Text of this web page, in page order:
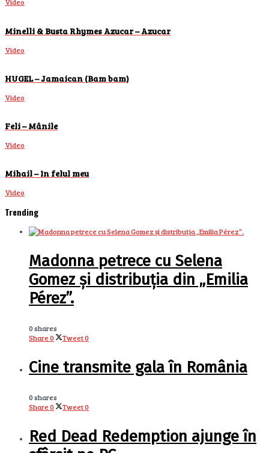
Video
Minelli & Busta Rhymes Azucar – Azucar
Video
HUGEL – Jamaican (Bam bam)
Video
Feli – Mânile
Video
Mihail – In felul meu
Video
Trending
Madonna petrece cu Selena
Gomez și distribuția din „Emilia
Pérez”.
0 shares
Share0 Tweet0
Cine transmite gala în România
0 shares
Share0 Tweet0
Red Dead Redemption ajunge în